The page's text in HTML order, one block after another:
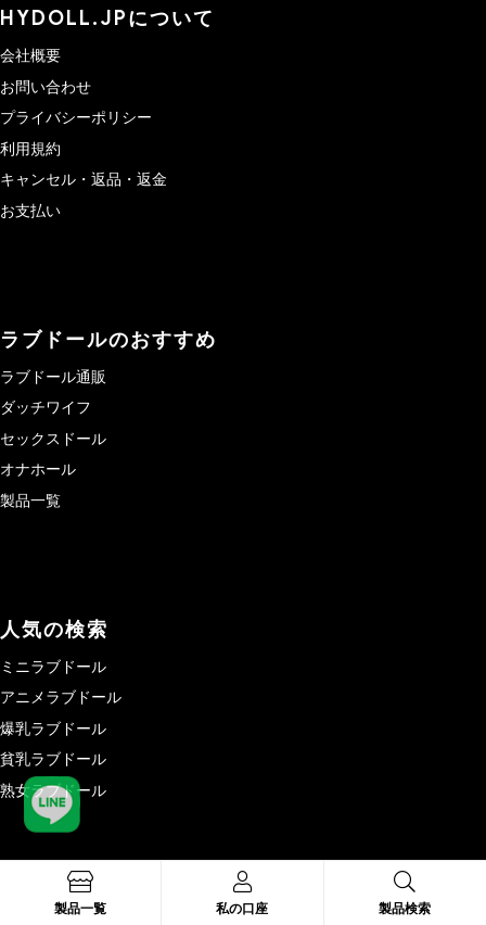
HYDOLL.JPについて
会社概要
お問い合わせ
プライバシーポリシー
利用規約
キャンセル・返品・返金
お支払い
ラブドールのおすすめ
ラブドール通販
ダッチワイフ
セックスドール
オナホール
製品一覧
人気の検索
ミニラブドール
アニメラブドール
爆乳ラブドール
貧乳ラブドール
熟女ラブドール
役に立つリンク
製品一覧 私の口座 製品検索